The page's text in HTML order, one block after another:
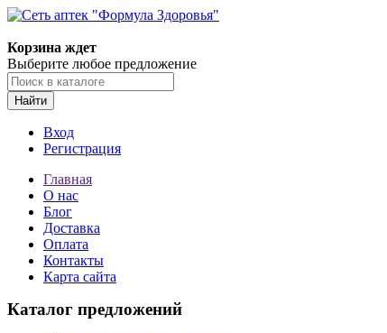
Корзина ждет
Выберите любое предложение
Найти
Вход
Регистрация
Главная
О нас
Блог
Доставка
Оплата
Контакты
Карта сайта
Каталог предложений